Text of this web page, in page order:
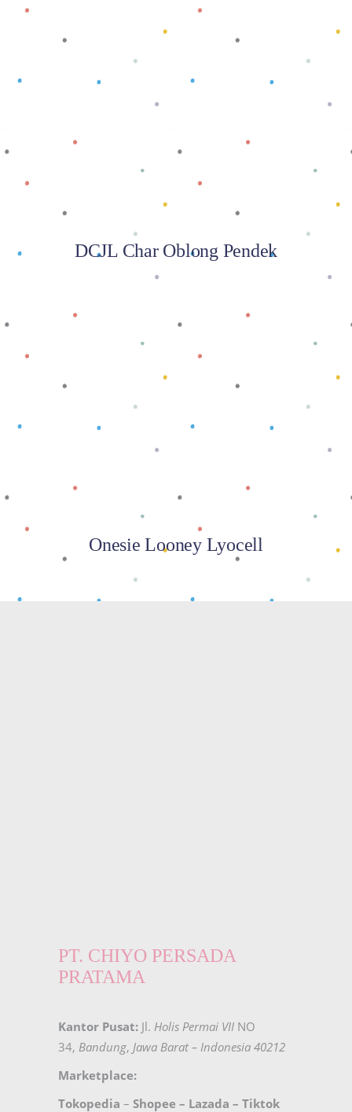
Baca selengkapnya
DCJL Char Oblong Pendek
Onesie Looney Lyocell
PT. CHIYO PERSADA
PRATAMA
Kantor Pusat: Jl. Holis Permai VII NO
34, Bandung, Jawa Barat – Indonesia 40212
Marketplace:
Tokopedia – Shopee – Lazada – Tiktok